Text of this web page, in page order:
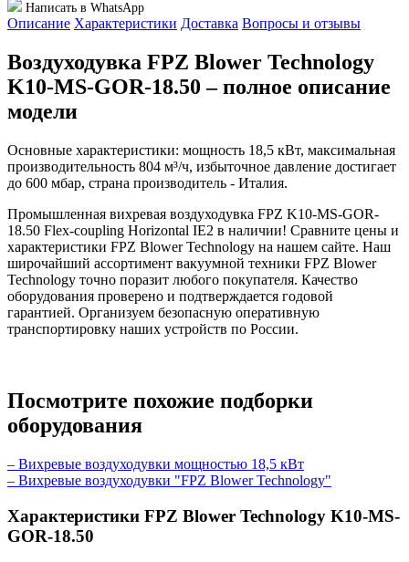
Написать в WhatsApp
Описание Характеристики Доставка Вопросы и отзывы
Воздуходувка FPZ Blower Technology
K10-MS-GOR-18.50 – полное описание
модели
Основные характеристики: мощность 18,5 кВт, максимальная
производительность 804 м³/ч, избыточное давление достигает
до 600 мбар, страна производитель - Италия.
Промышленная вихревая воздуходувка FPZ K10-MS-GOR-
18.50 Flex-coupling Horizontal IE2 в наличии! Сравните цены и
характеристики FPZ Blower Technology на нашем сайте. Наш
широчайший ассортимент вакуумной техники FPZ Blower
Technology точно поразит любого покупателя. Качество
оборудования проверено и подтверждается годовой
гарантией. Организуем безопасную оперативную
транспортировку наших устройств по России.
Посмотрите похожие подборки
оборудования
– Вихревые воздуходувки мощностью 18,5 кВт
– Вихревые воздуходувки "FPZ Blower Technology"
Характеристики FPZ Blower Technology K10-MS-
GOR-18.50